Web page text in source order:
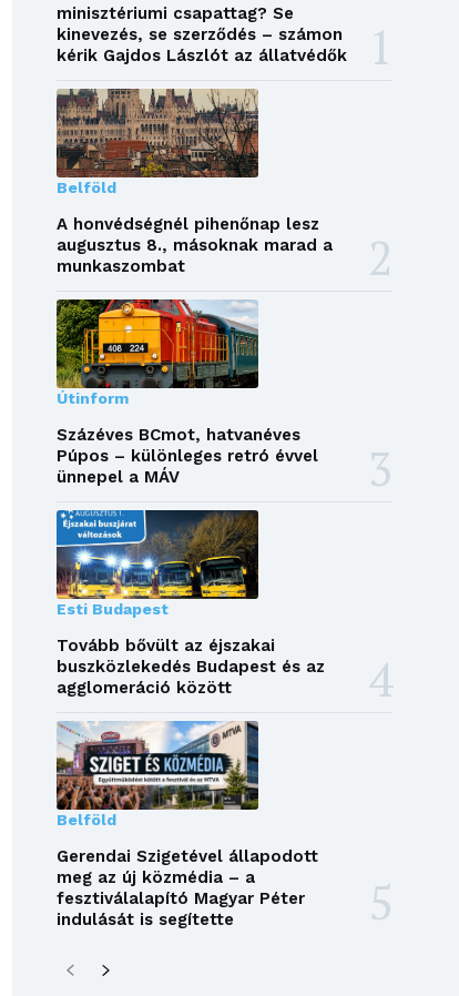
minisztériumi csapattag? Se
kinevezés, se szerződés – számon
kérik Gajdos Lászlót az állatvédők
Belföld
A honvédségnél pihenőnap lesz
augusztus 8., másoknak marad a
munkaszombat
Útinform
Százéves BCmot, hatvanéves
Púpos – különleges retró évvel
ünnepel a MÁV
Esti Budapest
Tovább bővült az éjszakai
buszközlekedés Budapest és az
agglomeráció között
Belföld
Gerendai Szigetével állapodott
meg az új közmédia – a
fesztiválalapító Magyar Péter
indulását is segítette